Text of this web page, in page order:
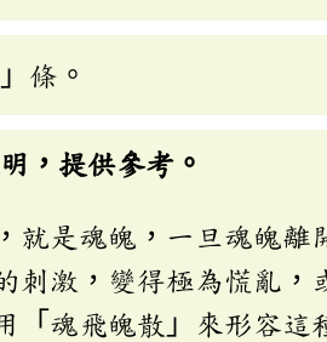
」條。
，提供參考。
就是魂魄，一旦魂魄離
刺激，變得極為慌亂，
「魂飛魄散」來形容這